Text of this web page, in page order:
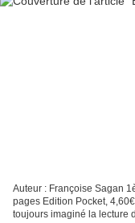
Auteur : Françoise Sagan
pages Edition Pocket,
toujours imaginé la lecture